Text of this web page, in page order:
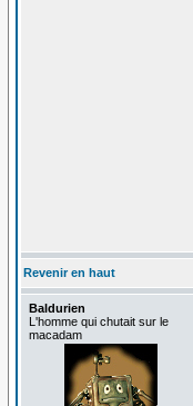
Revenir en haut
Baldurien
L'homme qui chutait sur le
macadam